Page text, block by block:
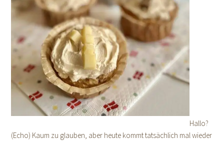
Hallo?
(Echo) Kaum zu glauben, aber heute kommt tatsächlich mal wieder